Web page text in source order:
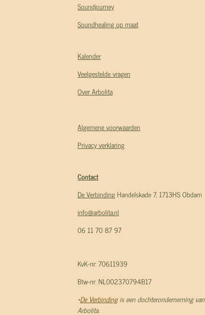
Soundjourney
Soundhealing op maat
Kalender
Veelgestelde vragen
Over Arbolita
Algemene voorwaarden
Privacy verklaring
Contact
De Verbinding Handelskade 7, 1713HS Obdam
info@arbolita.nl
06 11 70 87 97
KvK-nr: 70611939
Btw-nr: NL002370794B17
*De Verbindingis een dochteronderneming van
Arbolita.